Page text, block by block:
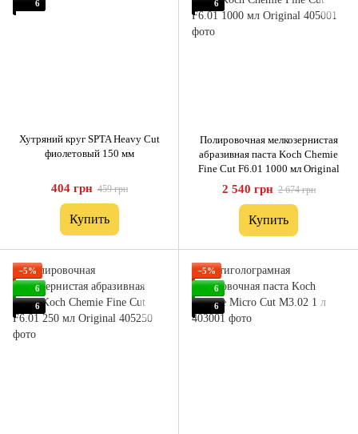
6
Хутряний круг SPTA Heavy Cut
фиолетовый 150 мм
404 грн 459 грн
Купить
6
Полировочная мелкозернистая
абразивная паста Koch Chemie
Fine Cut F6.01 1000 мл Original
2 540 грн 2 674 грн
Купить
−5%
6
6
−5%
6
6